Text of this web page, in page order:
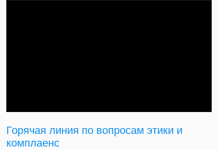
Горячая линия по вопросам этики и
комплаенс